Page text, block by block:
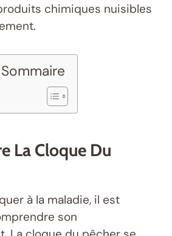
chimiques nuisibles
Sommaire
La Cloque Du
à la maladie, il est
son